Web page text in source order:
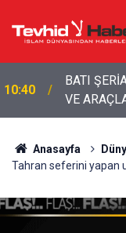
10:40
BATI
VE
Anasayfa
Tahran seferini yapan